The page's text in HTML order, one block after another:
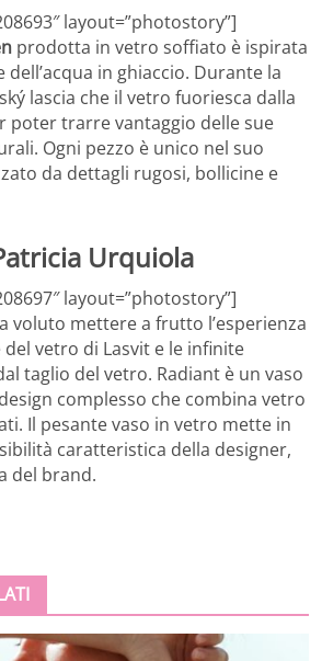
layout=”photostory”]
prodotta in vetro soffiato è ispirata
in ghiaccio. Durante la
lascia che il vetro fuoriesca dalla
poter trarre vantaggio delle sue
Ogni pezzo è unico nel suo
da dettagli rugosi, bollicine e
Urquiola
layout=”photostory”]
voluto mettere a frutto l’esperienza
vetro di Lasvit e le infinite
taglio del vetro. Radiant è un vaso
complesso che combina vetro
Il pesante vaso in vetro mette in
caratteristica della designer,
del brand.